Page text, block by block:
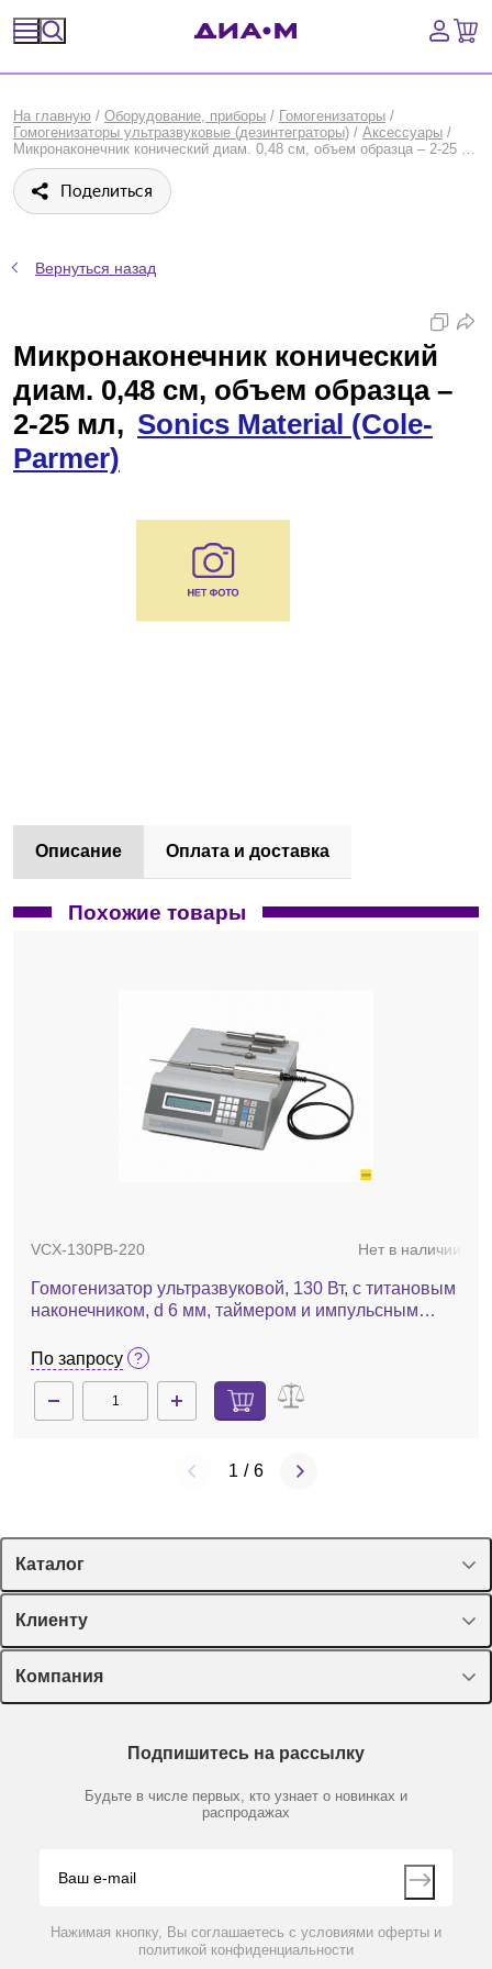
Оборудование, приборы
Расходные материалы, пластик, стекло
Библиотека
Войти
Сравнение
Технический сервис
Доставка и оплата
На главную / Оборудование, приборы / Гомогенизаторы /
Гомогенизаторы ультразвуковые (дезинтеграторы) / Аксессуары /
Микронаконечник конический диам. 0,48 см, объем образца – 2-25 мл, Sonics Material (Cole-Parmer)
Поделиться
Вернуться назад
Микронаконечник конический
диам. 0,48 см, объем образца –
2-25 мл, Sonics Material (Cole-
Parmer)
Описание Оплата и доставка
Похожие товары
VCX-130PB-220 Нет в наличии
Гомогенизатор ультразвуковой, 130 Вт, с титановым
наконечником, d 6 мм, таймером и импульсным
По запросу
1 / 6
Каталог
Спецпредложения
Оборудование, приборы
Пластик, стекло, принадлежности
Химические реактивы, препараты, наборы
Производители
Клиенту
Лекторий Диаэм
Доставка и оплата
Мобильное приложение
Компания
Партнеры
Контакты
Подпишитесь на рассылку
Будьте в числе первых, кто узнает о новинках и
распродажах
Нажимая кнопку, Вы соглашаетесь с условиями оферты и
политикой конфиденциальности